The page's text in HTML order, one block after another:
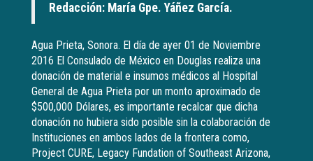
Redacción: María Gpe. Yáñez García.
Agua Prieta, Sonora. El día de ayer 01 de Noviembre
2016 El Consulado de México en Douglas realiza una
donación de material e insumos médicos al Hospital
General de Agua Prieta por un monto aproximado de
$500,000 Dólares, es importante recalcar que dicha
donación no hubiera sido posible sin la colaboración de
Instituciones en ambos lados de la frontera como,
Project CURE, Legacy Fundation of Southeast Arizona,